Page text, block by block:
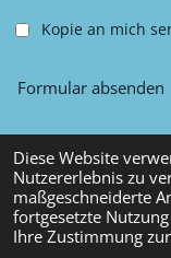
Diese Website
Nutzererlebnis zu
maßgeschneiderte
fortgesetzte
Ihre Zustimmung
Kopie an mich
Formular absenden
© 2025 Chancy
Mit Unterstützung von